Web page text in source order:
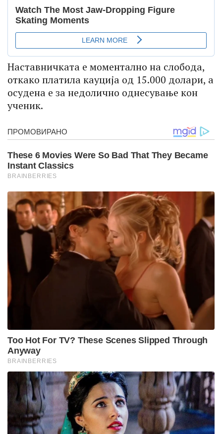
Наставничката е моментално на слобода,
откако платила кауција од 15.000 долари, а
осудена е за недолично однесување кон
ученик.